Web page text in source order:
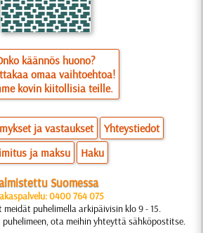
käännös huono?
omaa vaihtoehtoa!
kovin kiitollisia teille.
ja vastaukset
Yhteystiedot
ja maksu
Haku
Suomessa
0400 764 075
puhelimella arkipäivisin klo 9 - 15.
ota meihin yhteyttä sähköpostitse.